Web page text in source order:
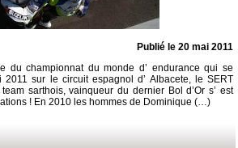
Publié le 20 mai 2011
du championnat du monde d’ endurance qui se
sur le circuit espagnol d’ Albacete, le SERT
sarthois, vainqueur du dernier Bol d’Or s’ est
! En 2010 les hommes de Dominique (…)